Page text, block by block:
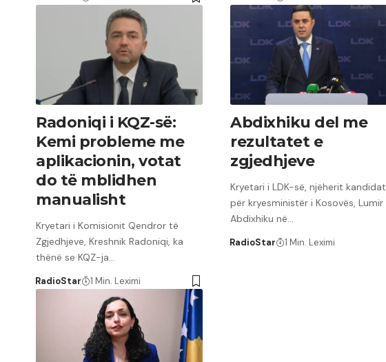
Radoniqi i KQZ-së:
Kemi probleme me
aplikacionin, votat
do të mblidhen
manualisht
Kryetari i Komisionit Qendror të
Zgjedhjeve, Kreshnik Radoniqi, ka
thënë se KQZ-ja…
RadioStar 1 Min. Leximi
Abdixhiku del me
rezultatet e
zgjedhjeve
Kryetari i LDK-së, njëherit kandidat
për kryesministër i Kosovës, Lumir
Abdixhiku në…
RadioStar 1 Min. Leximi